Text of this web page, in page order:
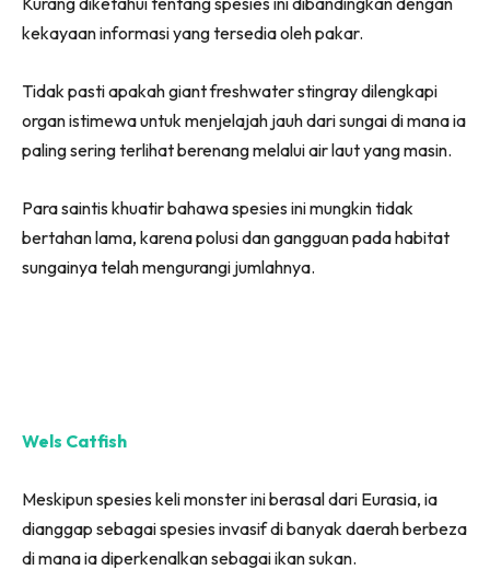
kekayaan informasi yang tersedia oleh pakar.
Tidak pasti apakah giant freshwater stingray dilengkapi
organ istimewa untuk menjelajah jauh dari sungai di mana ia
paling sering terlihat berenang melalui air laut yang masin.
Para saintis khuatir bahawa spesies ini mungkin tidak
bertahan lama, karena polusi dan gangguan pada habitat
sungainya telah mengurangi jumlahnya.
Wels Catfish
Meskipun spesies keli monster ini berasal dari Eurasia, ia
dianggap sebagai spesies invasif di banyak daerah berbeza
di mana ia diperkenalkan sebagai ikan sukan.